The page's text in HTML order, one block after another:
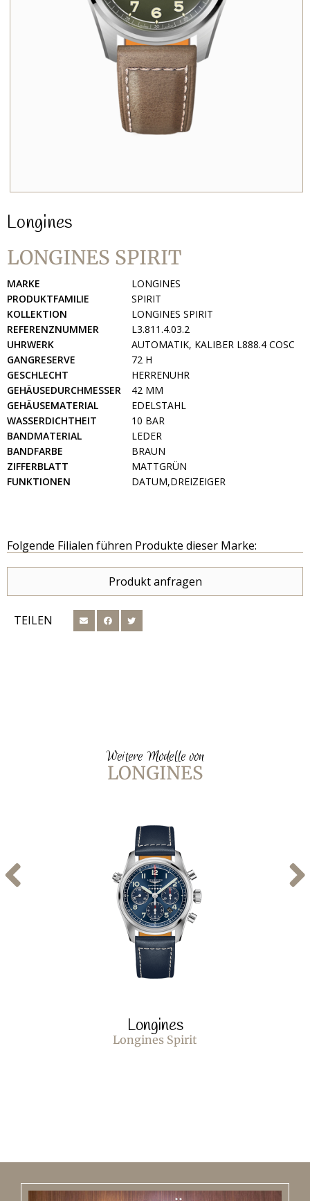
Longines
LONGINES SPIRIT
MARKE
LONGINES
PRODUKTFAMILIE
SPIRIT
KOLLEKTION
LONGINES SPIRIT
REFERENZNUMMER
L3.811.4.03.2
UHRWERK
AUTOMATIK, KALIBER L888.4 COSC
GANGRESERVE
72 H
GESCHLECHT
HERRENUHR
GEHÄUSEDURCHMESSER
42 MM
GEHÄUSEMATERIAL
EDELSTAHL
WASSERDICHTHEIT
10 BAR
BANDMATERIAL
LEDER
BANDFARBE
BRAUN
ZIFFERBLATT
MATTGRÜN
FUNKTIONEN
DATUM,DREIZEIGER
Folgende Filialen führen Produkte dieser Marke:
Produkt anfragen
TEILEN
Weitere Modelle von
LONGINES
Longines
Longines Spirit